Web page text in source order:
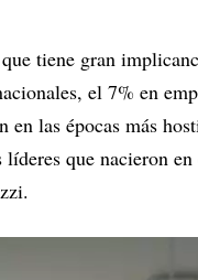
tiene gran
el 7% en
en las épocas más
líderes que nacieron